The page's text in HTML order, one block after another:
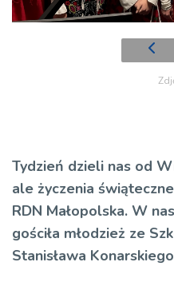
Tydzień dzieli nas od
ale życzenia
RDN Małopolska. W
gościła młodzież ze
Stanisława